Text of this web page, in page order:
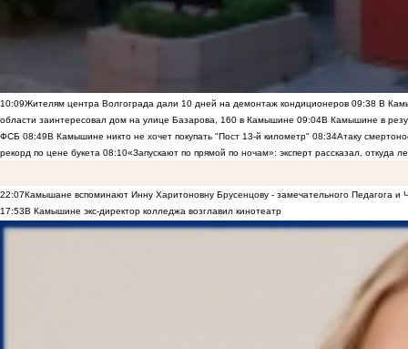
10:09Жителям центра Волгограда дали 10 дней на демонтаж кондиционеров 09:38 В
области заинтересовал дом на улице Базарова, 160 в Камышине 09:04В Камышине в
ФСБ 08:49В Камышине никто не хочет покупать "Пост 13-й километр" 08:34Атаку
рекорд по цене букета 08:10«Запускают по прямой по ночам»: эксперт рассказал, откуда
22:07Камышане вспоминают Инну Харитоновну Брусенцову - замечательного Педагога и
17:53В Камышине экс-директор колледжа возглавил кинотеатр